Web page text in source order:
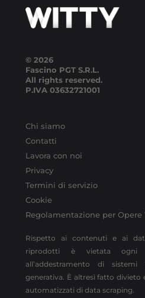
© 2026
Fascino PGT S.R.L.
All rights reserved.
P.IVA 03632721001
Chi siamo
Contatti
Lavora con noi
Privacy
Termini di servizio
Cookie
Regolamentazione per Opere
Rispetto ai contenuti e ai
riprodotti è vietata ogni
all’addestramento di
generativa. È altresì fatto divieto
automatizzati di data scraping.